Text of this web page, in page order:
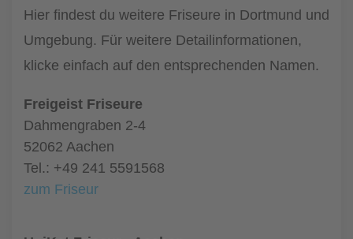
Hier findest du weitere Friseure in Dortmund und
Umgebung. Für weitere Detailinformationen,
klicke einfach auf den entsprechenden Namen.
Freigeist Friseure
Dahmengraben 2-4
52062 Aachen
Tel.: +49 241 5591568
zum Friseur